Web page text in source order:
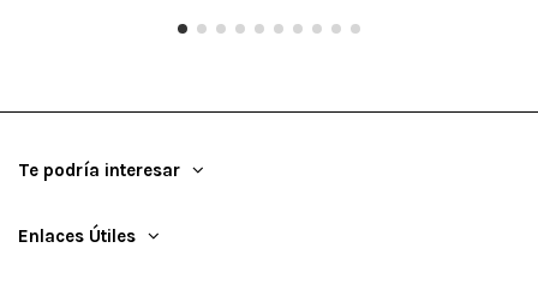
Te podría interesar
Enlaces Útiles